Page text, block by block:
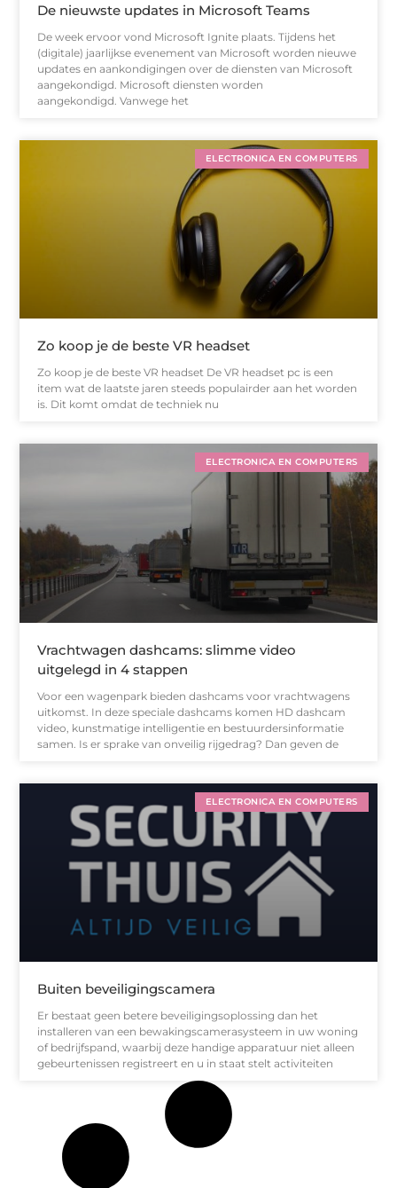
De nieuwste updates in Microsoft Teams
De week ervoor vond Microsoft Ignite plaats. Tijdens het
(digitale) jaarlijkse evenement van Microsoft worden nieuwe
updates en aankondigingen over de diensten van Microsoft
aangekondigd. Microsoft diensten worden
aangekondigd. Vanwege het
ELECTRONICA EN COMPUTERS
Zo koop je de beste VR headset
Zo koop je de beste VR headset De VR headset pc is een
item wat de laatste jaren steeds populairder aan het worden
is. Dit komt omdat de techniek nu
ELECTRONICA EN COMPUTERS
Vrachtwagen dashcams: slimme video
uitgelegd in 4 stappen
Voor een wagenpark bieden dashcams voor vrachtwagens
uitkomst. In deze speciale dashcams komen HD dashcam
video, kunstmatige intelligentie en bestuurdersinformatie
samen. Is er sprake van onveilig rijgedrag? Dan geven de
ELECTRONICA EN COMPUTERS
Buiten beveiligingscamera
Er bestaat geen betere beveiligingsoplossing dan het
installeren van een bewakingscamerasysteem in uw woning
of bedrijfspand, waarbij deze handige apparatuur niet alleen
gebeurtenissen registreert en u in staat stelt activiteiten